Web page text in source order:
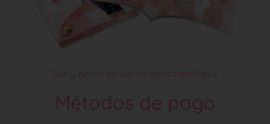
Ver y descarga aquí nuestro catálogo »
Métodos de pago